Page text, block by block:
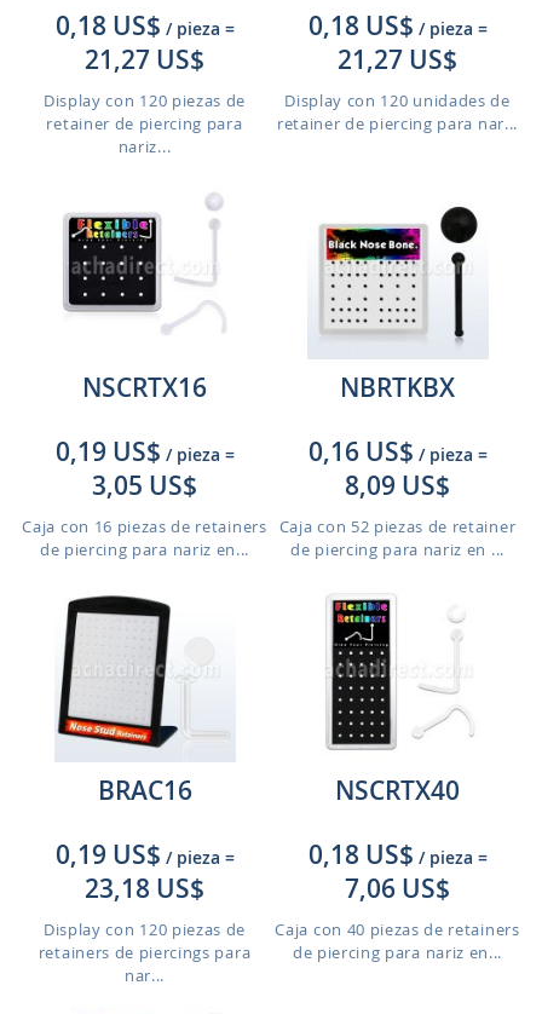
0,18 US$ / pieza =
21,27 US$
Display con 120 piezas de
retainer de piercing para
nariz...
0,18 US$ / pieza =
21,27 US$
Display con 120 unidades de
retainer de piercing para nar...
NSCRTX16
0,19 US$ / pieza =
3,05 US$
Caja con 16 piezas de retainers
de piercing para nariz en...
NBRTKBX
0,16 US$ / pieza =
8,09 US$
Caja con 52 piezas de retainer
de piercing para nariz en ...
BRAC16
0,19 US$ / pieza =
23,18 US$
Display con 120 piezas de
retainers de piercings para
nar...
NSCRTX40
0,18 US$ / pieza =
7,06 US$
Caja con 40 piezas de retainers
de piercing para nariz en...